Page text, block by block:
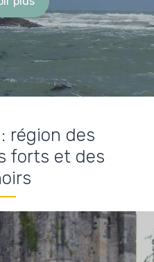
région des
forts et des